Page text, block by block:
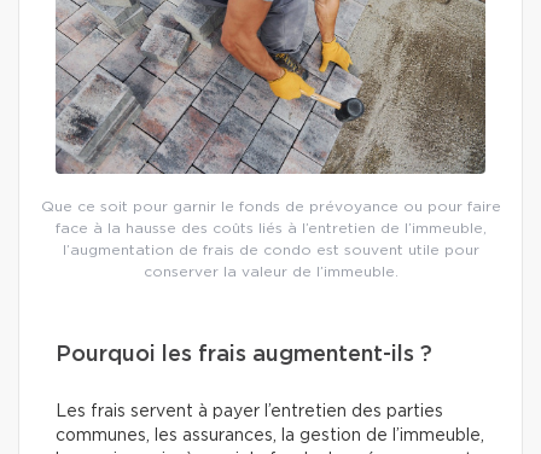
Que ce soit pour garnir le fonds de prévoyance ou pour faire
face à la hausse des coûts liés à l’entretien de l’immeuble,
l’augmentation de frais de condo est souvent utile pour
conserver la valeur de l’immeuble.
Pourquoi les frais augmentent-ils ?
Les frais servent à payer l’entretien des parties
communes, les assurances, la gestion de l’immeuble,